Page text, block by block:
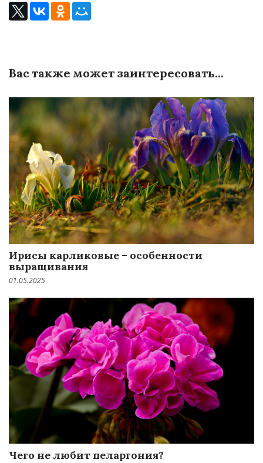
Вас также может заинтересовать...
Ирисы карликовые – особенности
выращивания
01.05.2025
Чего не любит пеларгония?